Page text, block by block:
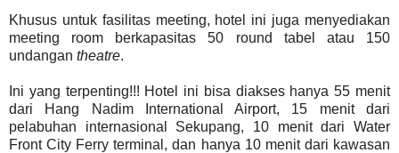
Khusus untuk fasilitas meeting, hotel ini juga menyediakan
meeting room berkapasitas 50 round tabel atau 150
undangan theatre.
Ini yang terpenting!!! Hotel ini bisa diakses hanya 55 menit
dari Hang Nadim International Airport, 15 menit dari
pelabuhan internasional Sekupang, 10 menit dari Water
Front City Ferry terminal, dan hanya 10 menit dari kawasan